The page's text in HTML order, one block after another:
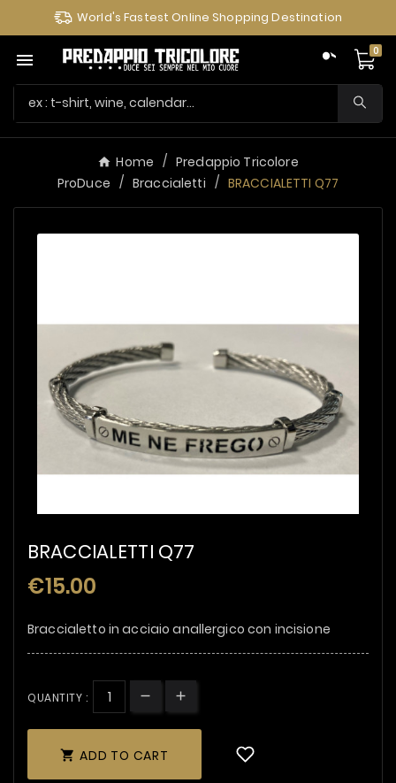
World's Fastest Online Shopping Destination
 0
Home
Predappio Tricolore
ProDuce
Braccialetti BRACCIALETTI Q77
BRACCIALETTI Q77
€15.00
Braccialetto in acciaio anallergico con incisione
QUANTITY :
 ADD TO CART